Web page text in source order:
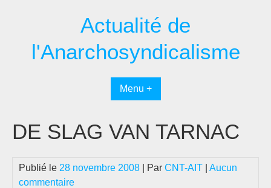
Actualité de
l'Anarchosyndicalisme
Menu +
DE SLAG VAN TARNAC
Publié le 28 novembre 2008 | Par CNT-AIT
Aucun
commentaire